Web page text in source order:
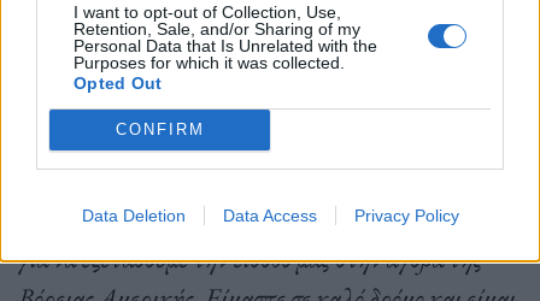
I want to opt-out of Collection, Use,
Retention, Sale, and/or Sharing of my
Personal Data that Is Unrelated with the
Purposes for which it was collected.
Opted Out
CONFIRM
Data Deletion Data Access Privacy Policy
Wayne Griffiths επιβεβαίωσε ότι η Cupra
σχεδιάζει
το επόμενο βήμα της, που δεν είναι άλλο από την
παγκοσμιοποίησή της, ακολουθώντας το περσινό
επιτυχημένο λανσάρισμα της μάρκας στην
Αυστραλία. «Φιλοδοξία της CUPRA είναι να γίνει
μία παγκόσμια μάρκα και δουλεύουμε πάνω σε αυτό
για να εξετάσουμε την είσοδό μας στην αγορά της